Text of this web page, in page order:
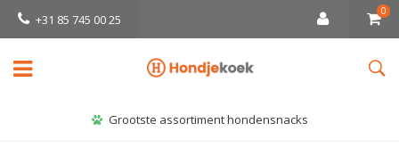
+31 85 745 00 25
0
Grootste assortiment hondensnacks